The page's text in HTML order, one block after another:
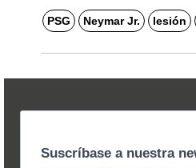
PSG Neymar Jr. lesión